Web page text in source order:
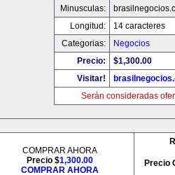
Minusculas:
Longitud:
14 caracteres
Categorias:
Negocios
Precio:
$1,300.00
Visitar!
Serán consideradas
COMPRAR AHORA
Precio $1,300.00
COMPRAR AHORA
Precio